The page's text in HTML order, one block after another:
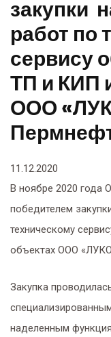
з».
закупки
работ по
сервису
ТП и КИП
ООО
11.12.2020
В ноябре 2020 года
победителем
техническому
объектах ООО
Закупка
наделенным